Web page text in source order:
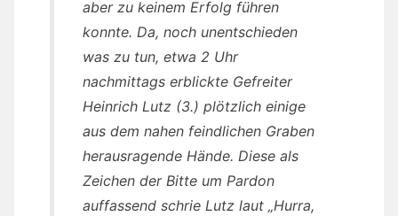
aber zu keinem Erfolg führen
konnte. Da, noch unentschieden
was zu tun, etwa 2 Uhr
nachmittags erblickte Gefreiter
Heinrich Lutz (3.) plötzlich einige
aus dem nahen feindlichen Graben
herausragende Hände. Diese als
Zeichen der Bitte um Pardon
auffassend schrie Lutz laut „Hurra,